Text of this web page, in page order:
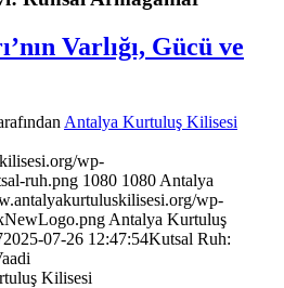
Varlığı, Gücü ve
Antalya Kurtuluş Kilisesi
wp-
ruh.png 1080 1080 Antalya
wp-
Antalya Kurtuluş
2025-07-26 12:47:54Kutsal Ruh:
Kilisesi